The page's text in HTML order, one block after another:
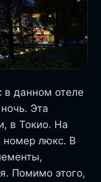
данном отеле
Эта
в Токио. На
номер люкс. В
Помимо этого,